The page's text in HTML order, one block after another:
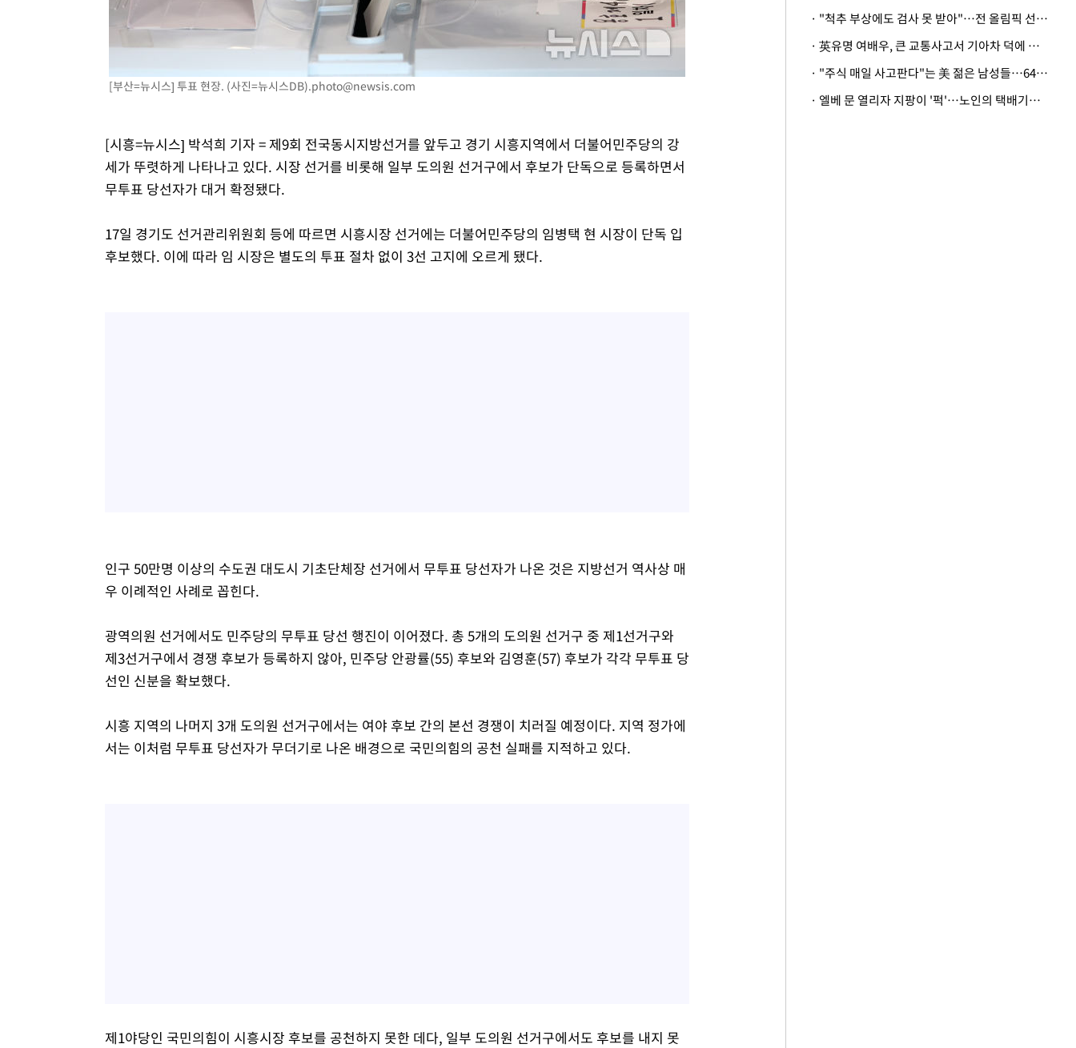
수도권 40도 육박 '펄펄'…동해안 일부 지역엔 호의주의보
온열질환 사망자 3명 늘어…누적 환자 3000명 돌파
강릉에 시간당 81.4㎜ 물폭탄…도로 잠기고 담벼락 붕괴
백운산서 80년근 천종산삼 9뿌리 발견…감정가 1.3억원
여수 오동도 해상서 모터보트 전복…1명 사망·1명 실종
극한폭염 한풀 꺾이지만…'낮 최고 35도' 무더위, 열대야 계속[다음주
축구협회 "압수수색·성접대 논란 사과…쇄신의 기회로 삼겠다"
'최고 37도' 폭염 지속…강원동해안 최대 150㎜ 비
[속보]뉴욕증시 상승 마감…S&P 0.6% 나스닥 1.3%↑
[부산=뉴시스] 투표 현장. (사진=뉴시스DB).photo@newsis.com
[시흥=뉴시스] 박석희 기자 = 제9회 전국동시지방선거를 앞두고 경기 시흥지역에서 더불어민주당의 강
세가 뚜렷하게 나타나고 있다. 시장 선거를 비롯해 일부 도의원 선거구에서 후보가 단독으로 등록하면서
무투표 당선자가 대거 확정됐다.
17일 경기도 선거관리위원회 등에 따르면 시흥시장 선거에는 더불어민주당의 임병택 현 시장이 단독 입
후보했다. 이에 따라 임 시장은 별도의 투표 절차 없이 3선 고지에 오르게 됐다.
인구 50만명 이상의 수도권 대도시 기초단체장 선거에서 무투표 당선자가 나온 것은 지방선거 역사상 매
우 이례적인 사례로 꼽힌다.
광역의원 선거에서도 민주당의 무투표 당선 행진이 이어졌다. 총 5개의 도의원 선거구 중 제1선거구와
제3선거구에서 경쟁 후보가 등록하지 않아, 민주당 안광률(55) 후보와 김영훈(57) 후보가 각각 무투표 당
선인 신분을 확보했다.
시흥 지역의 나머지 3개 도의원 선거구에서는 여야 후보 간의 본선 경쟁이 치러질 예정이다. 지역 정가에
서는 이처럼 무투표 당선자가 무더기로 나온 배경으로 국민의힘의 공천 실패를 지적하고 있다.
제1야당인 국민의힘이 시흥시장 후보를 공천하지 못한 데다, 일부 도의원 선거구에서도 후보를 내지 못
· "척추 부상에도 검사 못 받아"…전 올림픽 선수, 美봅슬레이협회 상대 소송
· 英유명 여배우, 큰 교통사고서 기아차 덕에 살았다
· "주식 매일 사고판다"는 美 젊은 남성들…64%가 "나는 인생의 패배자“
· 엘베 문 열리자 지팡이 '퍽'…노인의 택배기사 폭행 이유